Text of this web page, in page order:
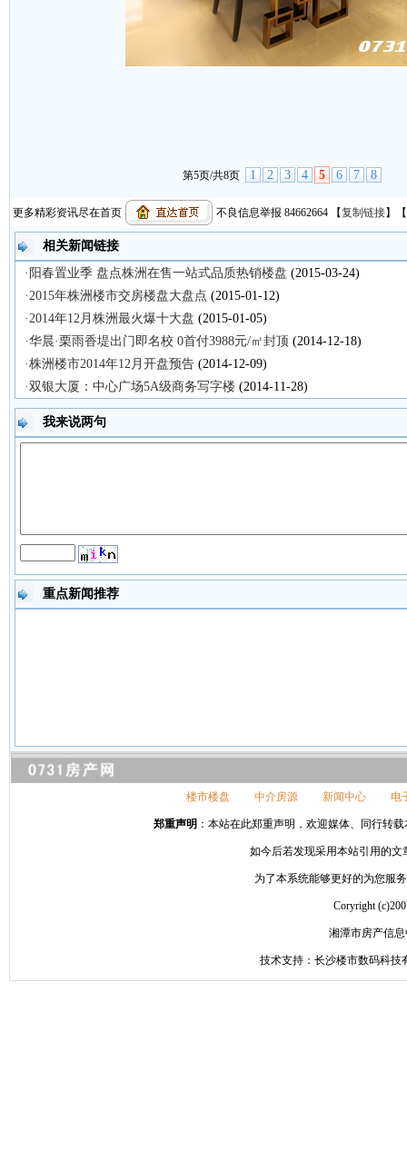
第5页/共8页 1 2 3 4 5 6 7 8
更多精彩资讯尽在首页 不良信息举报 84662664 【复制链接】【
相关新闻链接
·阳春置业季 盘点株洲在售一站式品质热销楼盘 (2015-03-24)
·2015年株洲楼市交房楼盘大盘点 (2015-01-12)
·2014年12月株洲最火爆十大盘 (2015-01-05)
·华晨·栗雨香堤出门即名校 0首付3988元/㎡封顶 (2014-12-18)
·株洲楼市2014年12月开盘预告 (2014-12-09)
·双银大厦：中心广场5A级商务写字楼 (2014-11-28)
我来说两句
重点新闻推荐
楼市楼盘 中介房源 新闻中心 电
郑重声明 ：本站在此郑重声明，欢迎媒体、同行转
如今后若发现采用本站引用的
为了本系统能够更好的为您服
Coryright
湘潭市房产信
技术支持：长沙楼市数码科技